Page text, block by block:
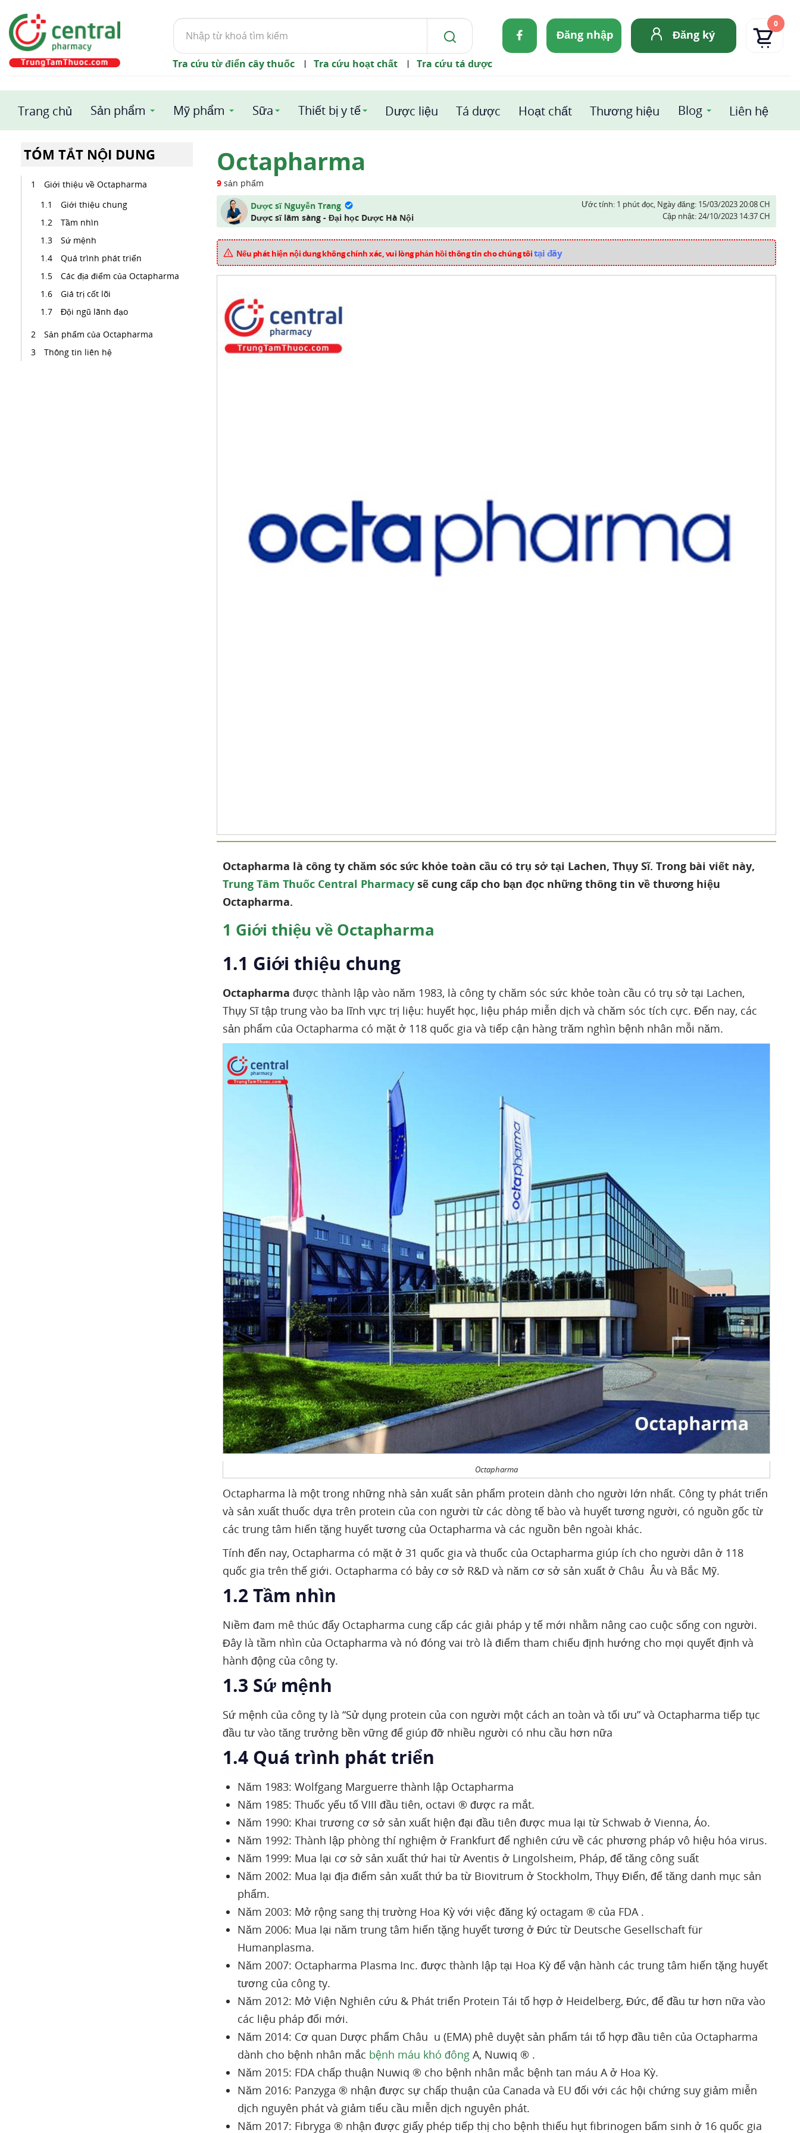
Tìm
kiếm
Đăng nhập Đăng ký
0
Tra cứu từ điển cây thuốc | Tra cứu hoạt chất | Tra cứu tá dược
Trang chủ Sản phẩm Mỹ phẩm Sữa Thiết bị y tế Dược liệu Tá dược Hoạt chất Thương hiệu Blog Liên hệ
TÓM TẮT NỘI DUNG
Giới thiệu về Octapharma
Giới thiệu chung
Tầm nhìn
Sứ mệnh
Quá trình phát triển
Các địa điểm của Octapharma
Giá trị cốt lõi
Đội ngũ lãnh đạo
Sản phẩm của Octapharma
Thông tin liên hệ
Octapharma
9sản phẩm
Dược sĩ Nguyễn Trang
Dược sĩ lâm sàng - Đại học Dược Hà Nội
Ước tính: 1 phút đọc, Ngày đăng: 15/03/2023 20:08 CH
Cập nhật:24/10/2023 14:37 CH
Nếu phát hiện nội dung không chính xác, vui lòng phản hồi thông tin cho chúng tôitại đây
Octapharma là công ty chăm sóc sức khỏe toàn cầu có trụ sở tại Lachen, Thụy Sĩ. Trong bài viết này,
Trung Tâm Thuốc Central Pharmacysẽ cung cấp cho bạn đọc những thông tin về thương hiệu
Octapharma.
1 Giới thiệu về Octapharma
1.1 Giới thiệu chung
Octapharma được thành lập vào năm 1983, là công ty chăm sóc sức khỏe toàn cầu có trụ sở tại Lachen,
Thụy Sĩ tập trung vào ba lĩnh vực trị liệu: huyết học, liệu pháp miễn dịch và chăm sóc tích cực. Đến nay, các
sản phẩm của Octapharma có mặt ở 118 quốc gia và tiếp cận hàng trăm nghìn bệnh nhân mỗi năm.
Octapharma
Octapharma là một trong những nhà sản xuất sản phẩm protein dành cho người lớn nhất. Công ty phát triển
và sản xuất thuốc dựa trên protein của con người từ các dòng tế bào và huyết tương người, có nguồn gốc từ
các trung tâm hiến tặng huyết tương của Octapharma và các nguồn bên ngoài khác.
Tính đến nay, Octapharma có mặt ở 31 quốc gia và thuốc của Octapharma giúp ích cho người dân ở 118
quốc gia trên thế giới. Octapharma có bảy cơ sở R&D và năm cơ sở sản xuất ở Châu Âu và Bắc Mỹ.
1.2 Tầm nhìn
Niềm đam mê thúc đẩy Octapharma cung cấp các giải pháp y tế mới nhằm nâng cao cuộc sống con người.
Đây là tầm nhìn của Octapharma và nó đóng vai trò là điểm tham chiếu định hướng cho mọi quyết định và
hành động của công ty.
1.3 Sứ mệnh
Sứ mệnh của công ty là “Sử dụng protein của con người một cách an toàn và tối ưu” và Octapharma tiếp tục
đầu tư vào tăng trưởng bền vững để giúp đỡ nhiều người có nhu cầu hơn nữa
1.4 Quá trình phát triển
Năm 1983: Wolfgang Marguerre thành lập Octapharma
Năm 1985: Thuốc yếu tố VIII đầu tiên, octavi ® được ra mắt.
Năm 1990: Khai trương cơ sở sản xuất hiện đại đầu tiên được mua lại từ Schwab ở Vienna, Áo.
Năm 1992: Thành lập phòng thí nghiệm ở Frankfurt để nghiên cứu về các phương pháp vô hiệu hóa virus.
Năm 1999: Mua lại cơ sở sản xuất thứ hai từ Aventis ở Lingolsheim, Pháp, để tăng công suất
Năm 2002: Mua lại địa điểm sản xuất thứ ba từ Biovitrum ở Stockholm, Thụy Điển, để tăng danh mục sản
phẩm.
Năm 2003: Mở rộng sang thị trường Hoa Kỳ với việc đăng ký octagam ® của FDA .
Năm 2006: Mua lại năm trung tâm hiến tặng huyết tương ở Đức từ Deutsche Gesellschaft für
Humanplasma.
Năm 2007: Octapharma Plasma Inc. được thành lập tại Hoa Kỳ để vận hành các trung tâm hiến tặng huyết
tương của công ty.
Năm 2012: Mở Viện Nghiên cứu & Phát triển Protein Tái tổ hợp ở Heidelberg, Đức, để đầu tư hơn nữa vào
các liệu pháp đổi mới.
Năm 2014: Cơ quan Dược phẩm Châu u (EMA) phê duyệt sản phẩm tái tổ hợp đầu tiên của Octapharma
dành cho bệnh nhân mắc bệnh máu khó đôngA, Nuwiq ® .
Năm 2015: FDA chấp thuận Nuwiq ® cho bệnh nhân mắc bệnh tan máu A ở Hoa Kỳ.
Năm 2016: Panzyga ® nhận được sự chấp thuận của Canada và EU đối với các hội chứng suy giảm miễn
dịch nguyên phát và giảm tiểu cầu miễn dịch nguyên phát.
Năm 2017: Fibryga ® nhận được giấy phép tiếp thị cho bệnh thiếu hụt fibrinogen bẩm sinh ở 16 quốc gia